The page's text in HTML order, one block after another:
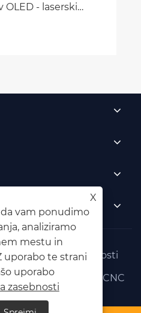
OLED - laserski
XML
Politika zasebnosti
Shenzhen Shenyan CNC
pridržane.
X
vam ponudimo
analiziramo
mestu in
uporabo te strani
uporabo
zasebnosti